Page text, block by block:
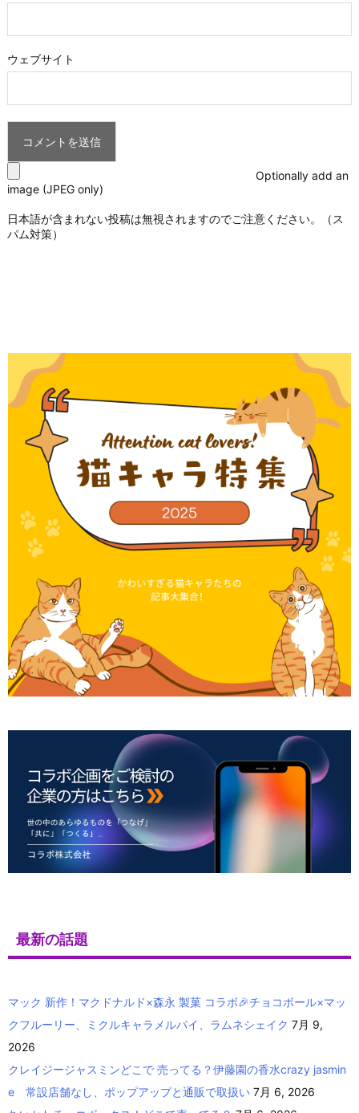
ウェブサイト
Optionally add an
image (JPEG only)
日本語が含まれない投稿は無視されますのでご注意ください。（ス
パム対策）
最新の話題
マック 新作！マクドナルド×森永 製菓 コラボ🎉チョコボール×マッ
クフルーリー、ミクルキャラメルパイ、ラムネシェイク 7月 9,
2026
クレイジージャスミンどこで 売ってる？伊藤園の香水crazy jasmin
e 常設店舗なし、ポップアップと通販で取扱い 7月 6, 2026